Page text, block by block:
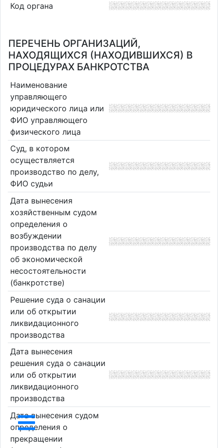
Код органа
ПЕРЕЧЕНЬ ОРГАНИЗАЦИЙ,
НАХОДЯЩИХСЯ (НАХОДИВШИХСЯ) В
ПРОЦЕДУРАХ БАНКРОТСТВА
Наименование
управляющего
юридического лица или
ФИО управляющего
физического лица
Суд, в котором
осуществляется
производство по делу,
ФИО судьи
Дата вынесения
хозяйственным судом
определения о
возбуждении
производства по делу
об экономической
несостоятельности
(банкротстве)
Решение суда о санации
или об открытии
ликвидационного
производства
Дата вынесения
решения суда о санации
или об открытии
ликвидационного
производства
Дата вынесения судом
определения о
прекращении